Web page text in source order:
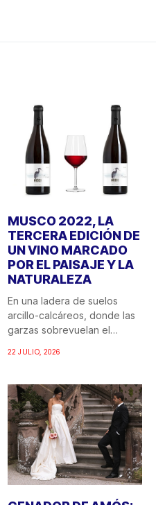
MUSCO 2022, LA
TERCERA EDICIÓN DE
UN VINO MARCADO
POR EL PAISAJE Y LA
NATURALEZA
En una ladera de suelos
arcillo-calcáreos, donde las
garzas sobrevuelan el
22 JULIO, 2026